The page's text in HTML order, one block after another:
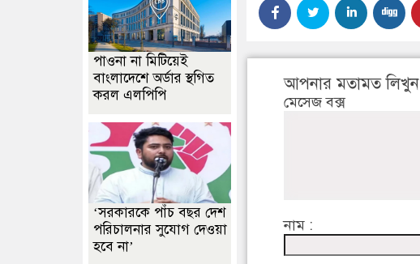
আপনার মতামত লিখুন
মেসেজ বক্স
নাম :
পাওনা না মিটিয়েই
বাংলাদেশে অর্ডার স্থগিত
করল এলপিপি
‘সরকারকে পাঁচ বছর দেশ
পরিচালনার সুযোগ দেওয়া
হবে না’